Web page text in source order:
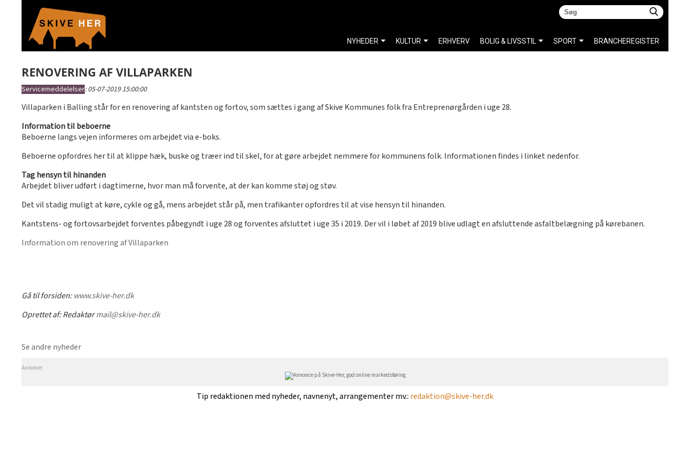
RENOVERING AF VILLAPARKEN
Servicemeddelelser:05-07-2019 15:00:00
Villaparken i Balling står for en renovering af kantsten og fortov, som sættes i gang af Skive Kommunes folk fra Entreprenørgården i uge 28.
Information til beboerne
Beboerne langs vejen informeres om arbejdet via e-boks.
Beboerne opfordres her til at klippe hæk, buske og træer ind til skel, for at gøre arbejdet nemmere for kommunens folk. Informationen findes i linket nedenfor.
Tag hensyn til hinanden
Arbejdet bliver udført i dagtimerne, hvor man må forvente, at der kan komme støj og støv.
Det vil stadig muligt at køre, cykle og gå, mens arbejdet står på, men trafikanter opfordres til at vise hensyn til hinanden.
Kantstens- og fortovsarbejdet forventes påbegyndt i uge 28 og forventes afsluttet i uge 35 i 2019. Der vil i løbet af 2019 blive udlagt en afsluttende asfaltbelægning på kørebanen.
Information om renovering af Villaparken
Gå til forsiden:www.skive-her.dk
Oprettet af:Redaktørmail@skive-her.dk
Se andre nyheder
Annonce:
Tip redaktionen med nyheder, navnenyt, arrangementer mv.: redaktion@skive-her.dk
NYHEDER KULTUR ERHVERV BOLIG & LIVSSTIL SPORT BRANCHEREGISTER